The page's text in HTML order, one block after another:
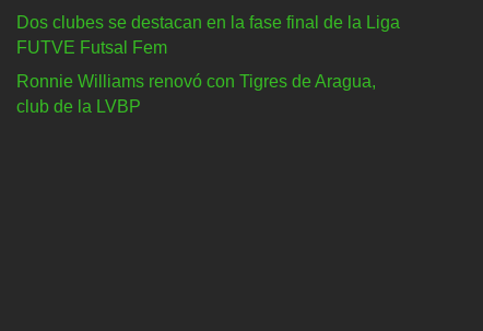
Dos clubes se destacan en la fase final de la Liga
FUTVE Futsal Fem
Ronnie Williams renovó con Tigres de Aragua,
club de la LVBP